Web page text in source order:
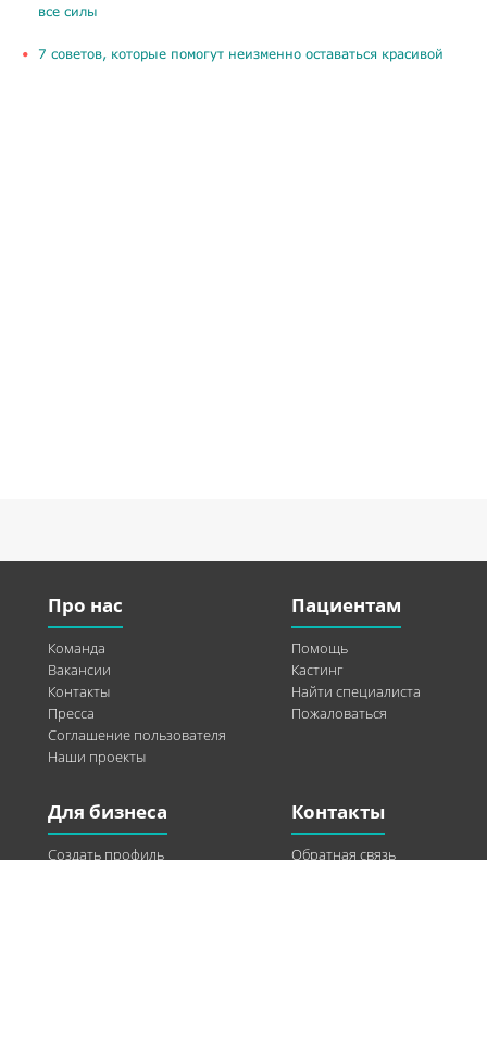
все силы
​7 советов, которые помогут неизменно оставаться красивой
Про нас
Команда
Вакансии
Контакты
Пресса
Соглашение пользователя
Наши проекты
Пациентам
Помощь
Кастинг
Найти специалиста
Пожаловаться
Для бизнеса
Создать профиль
Контакты
Обратная связь